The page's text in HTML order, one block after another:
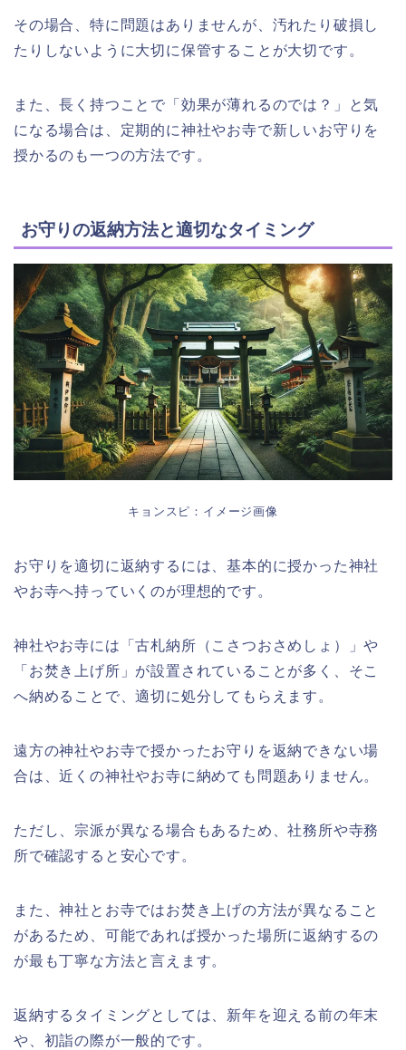
その場合、特に問題はありませんが、汚れたり破損し
たりしないように大切に保管することが大切です。
また、長く持つことで「効果が薄れるのでは？」と気
になる場合は、定期的に神社やお寺で新しいお守りを
授かるのも一つの方法です。
お守りの返納方法と適切なタイミング
キョンスピ：イメージ画像
お守りを適切に返納するには、基本的に授かった神社
やお寺へ持っていくのが理想的です。
神社やお寺には「古札納所（こさつおさめしょ）」や
「お焚き上げ所」が設置されていることが多く、そこ
へ納めることで、適切に処分してもらえます。
遠方の神社やお寺で授かったお守りを返納できない場
合は、近くの神社やお寺に納めても問題ありません。
ただし、宗派が異なる場合もあるため、社務所や寺務
所で確認すると安心です。
また、神社とお寺ではお焚き上げの方法が異なること
があるため、可能であれば授かった場所に返納するの
が最も丁寧な方法と言えます。
返納するタイミングとしては、新年を迎える前の年末
や、初詣の際が一般的です。